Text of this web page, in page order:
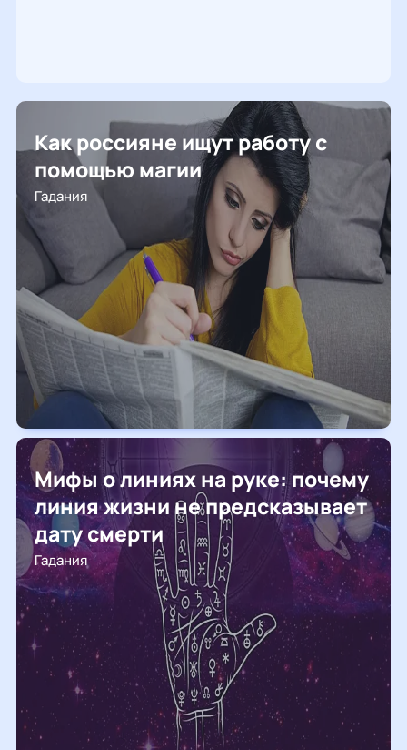
Как россияне ищут работу с
помощью магии
Гадания
Мифы о линиях на руке: почему
линия жизни не предсказывает
дату смерти
Гадания